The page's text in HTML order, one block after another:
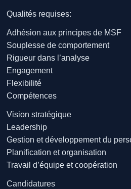
Qualités requises:
Adhésion aux principes de MSF
Souplesse de comportement
Rigueur dans l’analyse
Engagement
Flexibilité
Compétences
Vision stratégique
Leadership
Gestion et développement du
Planification et organisation
Travail d’équipe et coopération
Candidatures